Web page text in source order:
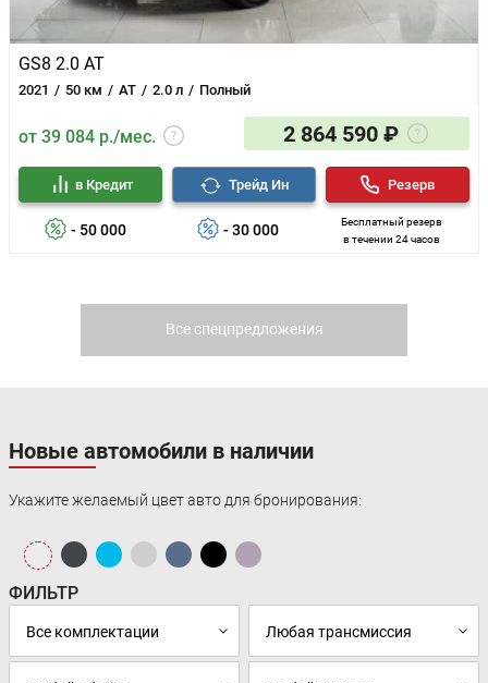
GS8 2.0 AT
2021 50 км AT 2.0 л Полный
от 39 084 р./мес. 2 864 590 ₽
- 50 000
в Кредит
- 30 000
Трейд Ин
Бесплатный резерв
в течении 24 часов
Резерв
Все спецпредложения
Новые автомобили в наличии
Укажите желаемый цвет авто для бронирования:
ФИЛЬТР